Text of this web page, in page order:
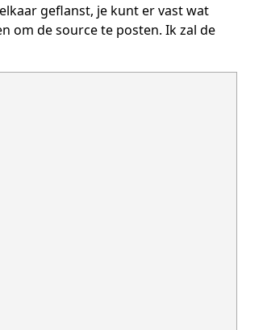
geflanst, je kunt er vast wat
om de source te posten. Ik zal de